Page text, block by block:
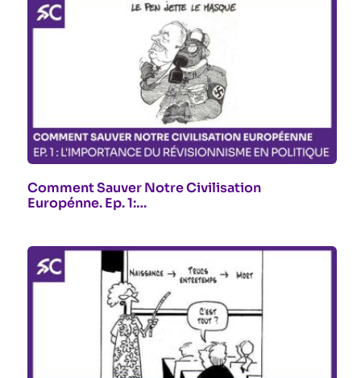
Comment Sauver Notre Civilisation
Europénne. Ep. 1:…